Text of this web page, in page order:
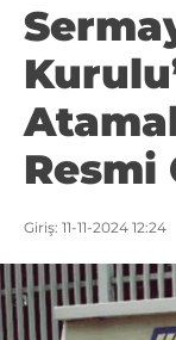
Resmi
Giriş: 11-11-2024 12:24